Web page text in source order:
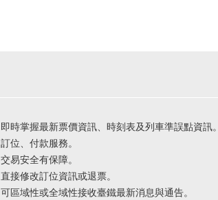
即時掌握最新票價資訊、時刻表及列車準誤點資訊。
訂位、付款服務。
交易安全有保障。
直接修改訂位資訊或退票。
可區域性或全域性接收臺鐵最新消息與通告。